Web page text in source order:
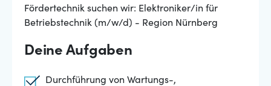
Fördertechnik suchen wir: Elektroniker/in für
Betriebstechnik (m/w/d) - Region Nürnberg
Deine Aufgaben
Durchführung von Wartungs-,